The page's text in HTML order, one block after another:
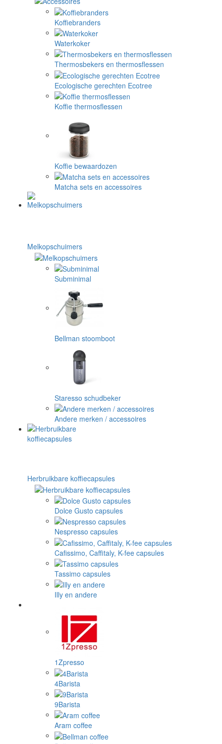
Koffiebranders
Waterkoker
Thermosbekers en thermosflessen
Ecologische gerechten Ecotree
Koffie thermosflessen
Koffie bewaardozen
Matcha sets en accessoires
Melkopschuimers
Subminimal
Bellman stoomboot
Staresso schudbeker
Andere merken / accessoires
Herbruikbare koffiecapsules
Dolce Gusto capsules
Nespresso capsules
Cafissimo, Caffitaly, K-fee capsules
Tassimo capsules
Illy en andere
1Zpresso
4Barista
9Barista
Aram coffee